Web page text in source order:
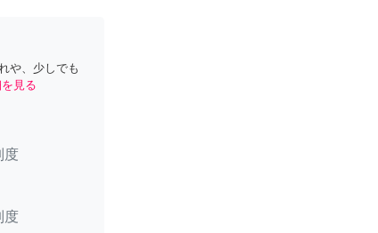
や、少しでも
見る
度
度